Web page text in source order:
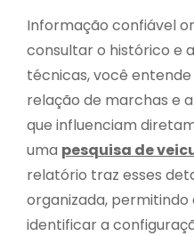
Informação confiável
consultar o histórico e
técnicas, você
relação de marchas e
que influenciam
uma pesquisa de
relatório traz esses
organizada,
identificar a